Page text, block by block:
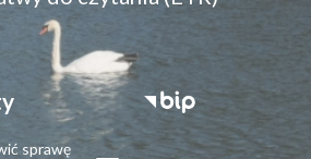
sprawę
Stopka
serwisy